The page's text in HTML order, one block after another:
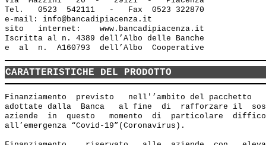
Tel.   0523  542111   -   Fax  0523 322870
e-mail: info@bancadipiacenza.it
sito   internet:    www.bancadipiacenza.it
Iscritta al n. 4389 dell’Albo delle Banche
CARATTERISTICHE DEL PRODOTTO
Finanziamento  previsto   nell'’ambito del pacchetto
adottate dalla  Banca   al fine  di  rafforzare il
aziende  in  questo   momento  di  particolare
all’emergenza “Covid-19”(Coronavirus).